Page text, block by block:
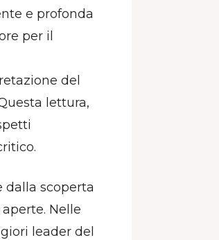
e profonda
per il
del
lettura,
dalla scoperta
Nelle
leader del